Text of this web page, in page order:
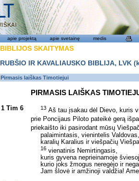
apie projektą apie svetainę medis
BIBLIJOS SKAITYMAS
RUBŠIO IR KAVALIAUSKO BIBLIJA,
Pirmasis laiškas Timotiejui
PIRMASIS LAIŠKAS
1 Tim 6 13 Aš tau įsakau dėl Dievo, kuris
prie Poncijaus Piloto pateikė gerą
priekaišto iki pasirodant mūsų
palaimintasis, vienintelis Valdovas,
karalių Karalius ir viešpačių
16 vienatinis Nemirtingasis,
kuris gyvena neprieinamoje
kurio joks žmogus neregėjo ir
Jam šlovė ir amžinoji valdžia!